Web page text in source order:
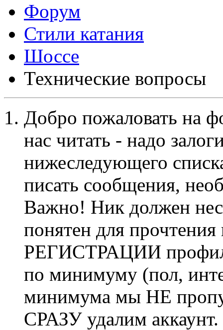
Форум
Стили катания
Шоссе
Технические вопросы
Добро пожаловать на
нас читать - надо
нижеследующего
писать сообщения,
Важно! Ник должен
понятен для
РЕГИСТРАЦИИ профиль
по минимуму (пол,
минимума мы НЕ
СРАЗУ удалим